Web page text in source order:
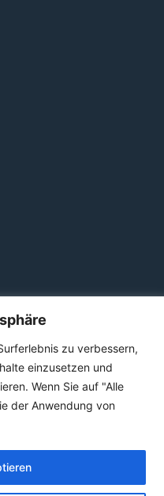
zu verbessern,
einzusetzen und
Wenn Sie auf "Alle
der Anwendung von
Liefer-&
English